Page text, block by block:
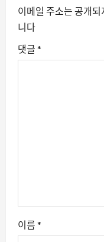
션
이메일 주소는 공개되
니다
댓글 *
이름 *